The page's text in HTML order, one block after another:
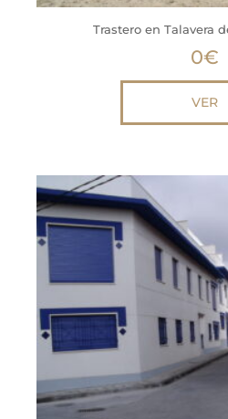
Trastero en Talavera
0€
VER